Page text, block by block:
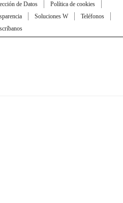
de Datos
Política de cookies
Soluciones W
Teléfonos